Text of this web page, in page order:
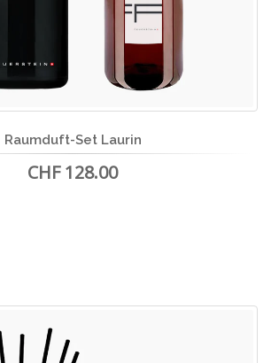
Raumduft-Set Laurin
CHF 128.00